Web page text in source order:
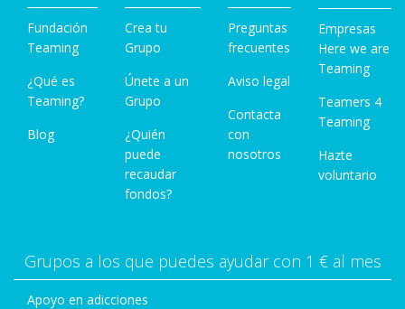
Fundación
Teaming
¿Qué es
Teaming?
Blog
Crea tu
Grupo
Únete a un
Grupo
¿Quién
puede
recaudar
fondos?
Preguntas
frecuentes
Aviso legal
Contacta
con
nosotros
Empresas
Here we are
Teaming
Teamers 4
Teaming
Hazte
voluntario
Grupos a los que puedes ayudar con 1 € al mes
Apoyo en adicciones